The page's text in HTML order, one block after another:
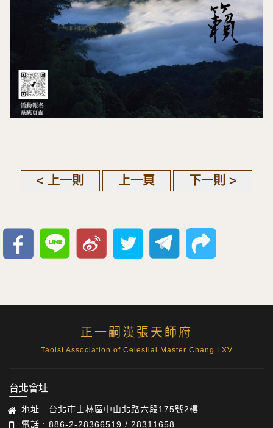
< 上一則 上一頁 下一則 >
正一嗣漢張天師府
Taoist Association of Celestial Master Chang LXV
台北會址
地址 : 台北市士林區中山北路六段175號2樓
電話 : 886-2-28366519 / 28311658